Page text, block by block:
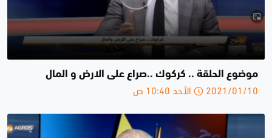
موضوع الحلقة .. كركوك ..صراع على الارض و المال
2021/01/10 الأحد 10:40 ص